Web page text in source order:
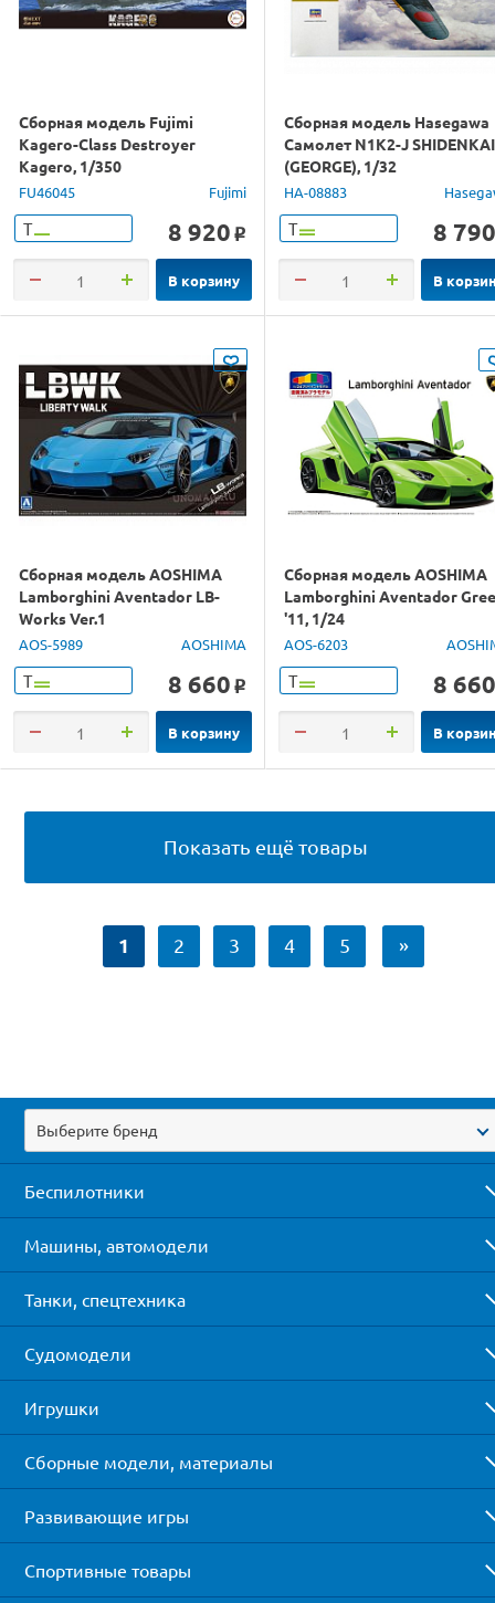
Сборная модель Fujimi
Kagero-Class Destroyer
Kagero, 1/350
FU46045 Fujimi
Т 8 920 o
В корзину
Сборная модель Hasegawa
Самолет N1K2-J SHIDENKAI
(GEORGE), 1/32
HA-08883
Т 8 790
В
Сборная модель AOSHIMA
Lamborghini Aventador LB-
Works Ver.1
AOS-5989 AOSHIMA
Т 8 660 o
В корзину
Сборная модель AOSHIMA
Lamborghini Aventador
'11, 1/24
AOS-6203
Т 8 660
В
Показать ещё товары
1 2 3 4 5 »
Выберите бренд
Беспилотники
Машины, автомодели
Танки, спецтехника
Судомодели
Игрушки
Сборные модели, материалы
Развивающие игры
Спортивные товары